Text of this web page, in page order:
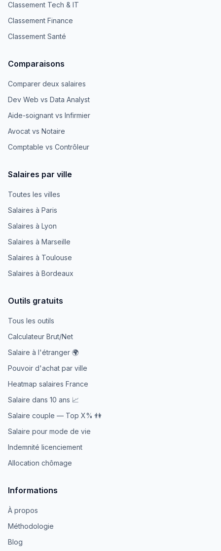
Classement Tech & IT
Classement Finance
Classement Santé
Comparaisons
Comparer deux salaires
Dev Web vs Data Analyst
Aide-soignant vs Infirmier
Avocat vs Notaire
Comptable vs Contrôleur
Salaires par ville
Toutes les villes
Salaires à Paris
Salaires à Lyon
Salaires à Marseille
Salaires à Toulouse
Salaires à Bordeaux
Outils gratuits
Tous les outils
Calculateur Brut/Net
Salaire à l'étranger 🌍
Pouvoir d'achat par ville
Heatmap salaires France
Salaire dans 10 ans 📈
Salaire couple — Top X% 👫
Salaire pour mode de vie
Indemnité licenciement
Allocation chômage
Informations
À propos
Méthodologie
Blog